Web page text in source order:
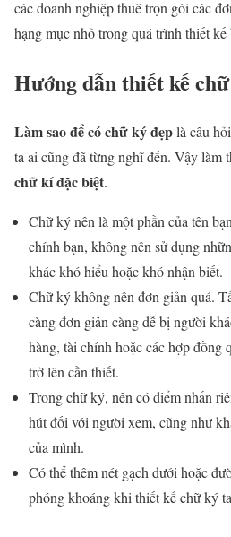
các doanh nghiệp thuê trọn gói các
hạng mục nhỏ trong quá trình thiết
Hướng dẫn thiết kế
Làm sao để có chữ ký đẹplà câu
ta ai cũng đã từng nghĩ đến. Vậy làm
chữ kí đặc biệt.
Chữ ký nên là một phần của tên
chính bạn, không nên sử dụng
khác khó hiểu hoặc khó nhận biết.
Chữ ký không nên đơn giản quá.
càng đơn giản càng dễ bị người
hàng, tài chính hoặc các hợp đồng
trở lên cần thiết.
Trong chữ ký, nên có điểm nhấn
hút đối với người xem, cũng như
của mình.
Có thể thêm nét gạch dưới hoặc
phóng khoáng khi thiết kế chữ ký